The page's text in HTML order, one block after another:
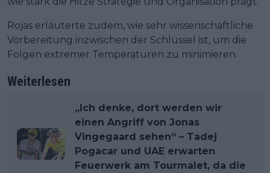
Rojas erläuterte zudem, wie sehr wissenschaftliche
Vorbereitung inzwischen der Schlüssel ist, um die
Folgen extremer Temperaturen zu minimieren.
Weiterlesen
„Ich denke, dort werden wir
einen Angriff von Jonas
Vingegaard sehen“ – Tadej
Pogacar und UAE erwarten
Feuerwerk am Tourmalet, da die